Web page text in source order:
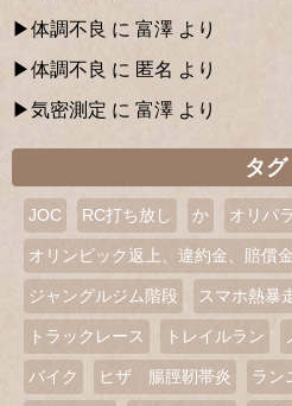
体調不良 に 富澤 より
体調不良 に 匿名 より
気密測定 に 富澤 より
タグ
JOC RC打ち放し か オリパ
オリンピック返上、違約金、賠償金
ジャングルジム階段 スマホ熱暴
トラックレース トレイルラン
バイク ヒザ 腸脛靭帯炎 ラン